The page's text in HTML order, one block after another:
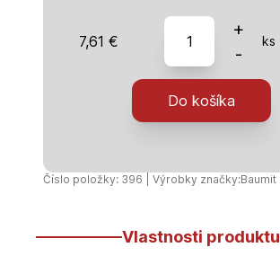
7,61 €
množstvo
Baumit
-
MVR
+
-
ks
Do košíka
Číslo položky: 396 | Výrobky značky:Baumit
Vlastnosti produktu